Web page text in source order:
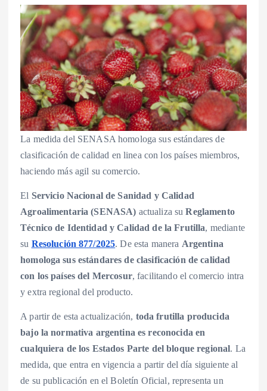
La medida del SENASA homologa sus estándares de
clasificación de calidad en linea con los países miembros,
haciendo más agil su comercio.
El Servicio Nacional de Sanidad y Calidad
Agroalimentaria (SENASA) actualiza suReglamento
Técnico de Identidad y Calidad de la Frutilla, mediante
su Resolución 877/2025. De esta manera Argentina
homologa sus estándares de clasificación de calidad
con los países del Mercosur, facilitando el comercio intra
y extra regional del producto.
A partir de esta actualización, toda frutilla producida
bajo la normativa argentina es reconocida en
cualquiera de los Estados Parte del bloque regional. La
medida, que entra en vigencia a partir del día siguiente al
de su publicación en el Boletín Oficial, representa un